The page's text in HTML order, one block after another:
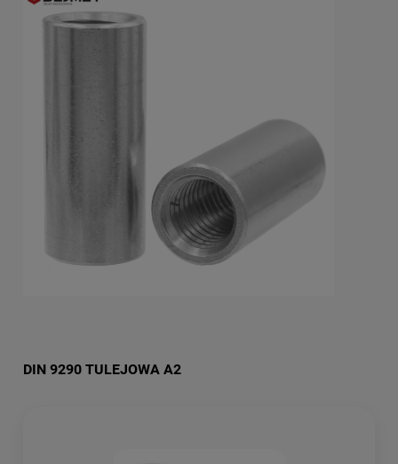
DIN 9290 TULEJOWA A2